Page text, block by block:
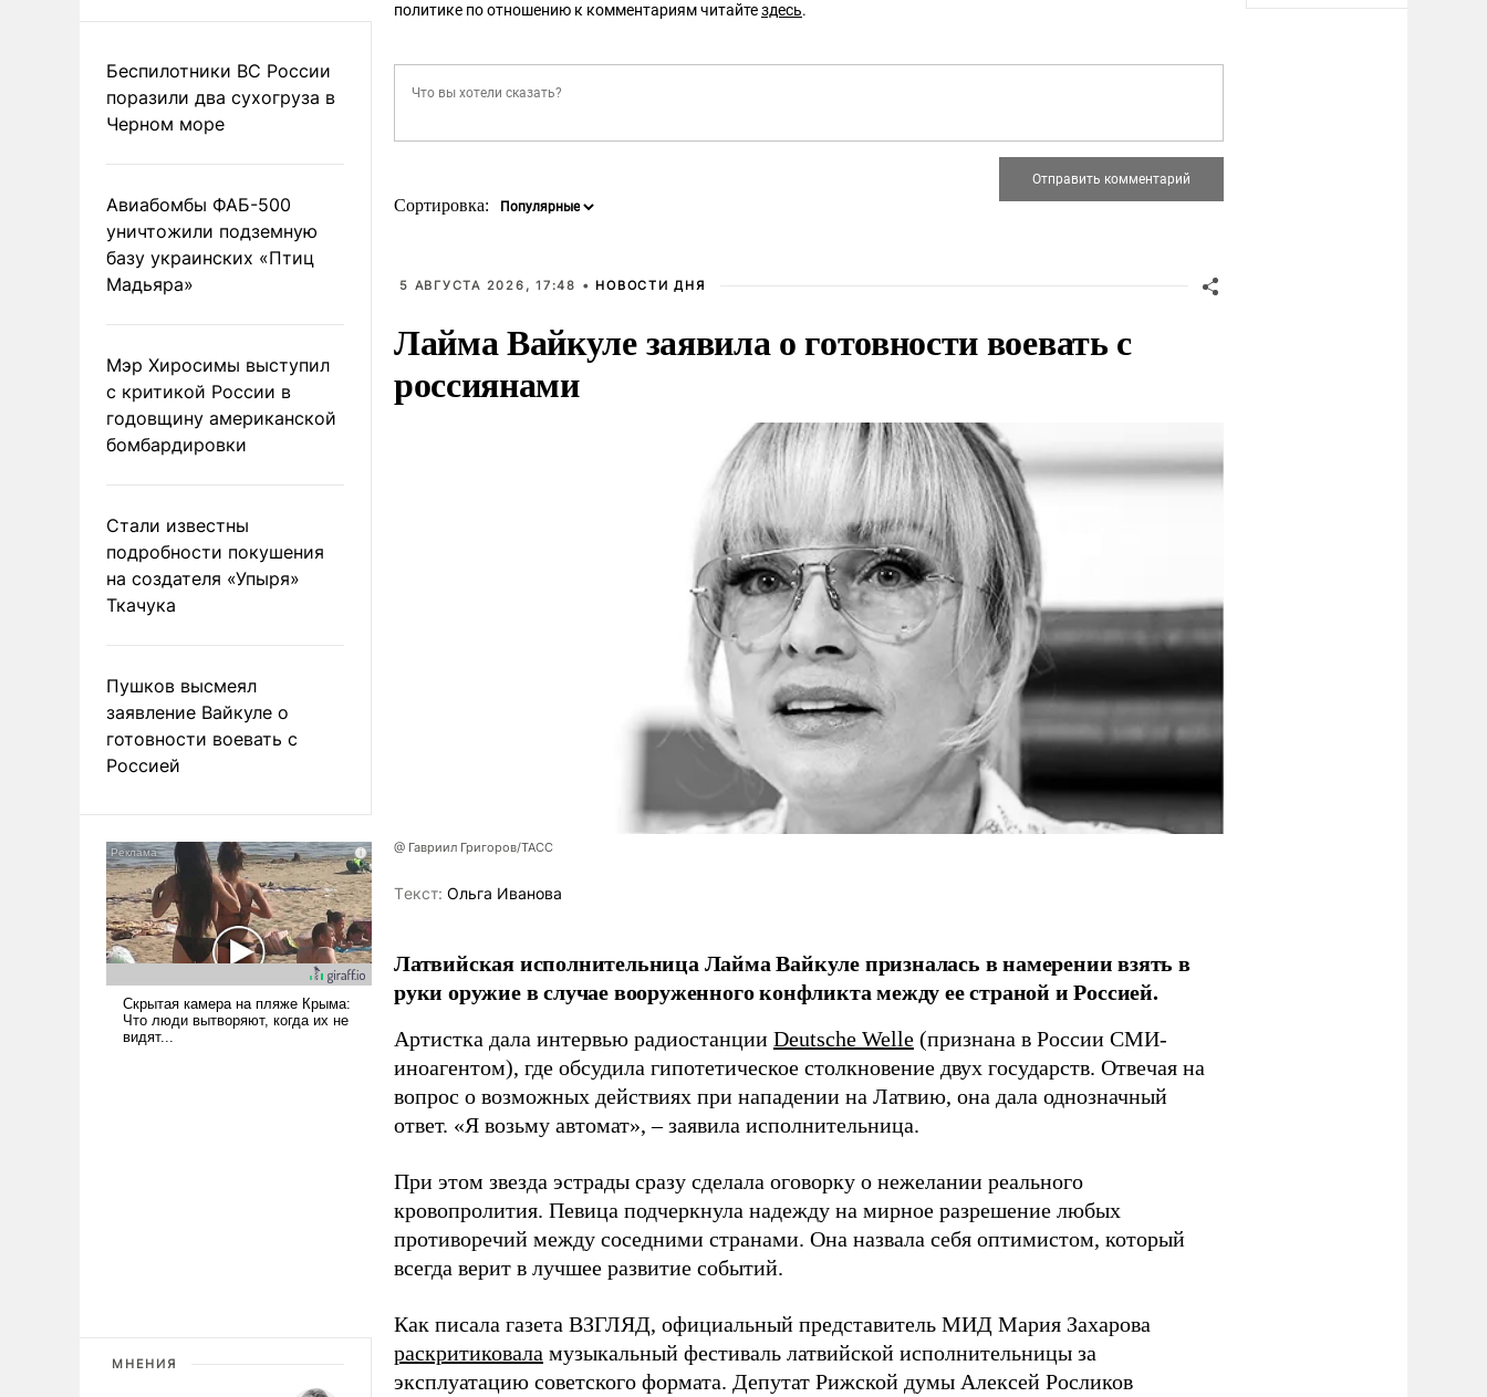
Беспилотники ВС России
поразили два сухогруза в
Черном море
Авиабомбы ФАБ-500
уничтожили подземную
базу украинских «Птиц
Мадьяра»
Мэр Хиросимы выступил
с критикой России в
годовщину американской
бомбардировки
Стали известны
подробности покушения
на создателя «Упыря»
Ткачука
Пушков высмеял
заявление Вайкуле о
готовности воевать с
Россией
МНЕНИЯ
политике по отношению к комментариям читайтездесь.
Сортировка:
5 АВГУСТА 2026, 17:48 • НОВОСТИ ДНЯ
Лайма Вайкуле заявила о готовности воевать с
россиянами
@ Гавриил Григоров/ТАСС
Tекст: Ольга Иванова
Латвийская исполнительница Лайма Вайкуле призналась в намерении взять в
руки оружие в случае вооруженного конфликта между ее страной и Россией.
Артистка дала интервью радиостанции Deutsche Welle (признана в России СМИ-
иноагентом), где обсудила гипотетическое столкновение двух государств. Отвечая на
вопрос о возможных действиях при нападении на Латвию, она дала однозначный
ответ. «Я возьму автомат», – заявила исполнительница.
При этом звезда эстрады сразу сделала оговорку о нежелании реального
кровопролития. Певица подчеркнула надежду на мирное разрешение любых
противоречий между соседними странами. Она назвала себя оптимистом, который
всегда верит в лучшее развитие событий.
Как писала газета ВЗГЛЯД, официальный представитель МИД Мария Захарова
раскритиковала музыкальный фестиваль латвийской исполнительницы за
эксплуатацию советского формата. Депутат Рижской думы Алексей Росликов